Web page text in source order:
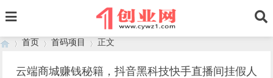
首页 首码项目 正文
云端商城赚钱秘籍，抖音黑科技快手直播间挂假人